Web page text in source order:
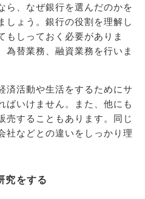
ら、なぜ銀行を選んだのかを
しょう。銀行の役割を理解し
もしっておく必要がありま
為替業務、融資業務を行いま
済活動や生活をするためにサ
ばいけません。また、他にも
売することもあります。同じ
社などとの違いをしっかり理
究をする